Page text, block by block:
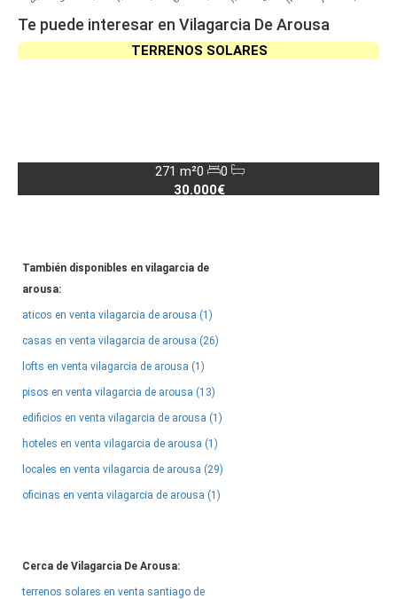
Te puede interesar en Vilagarcia De Arousa
TERRENOS SOLARES
271 m²0
0
30.000€
También disponibles en vilagarcia de
arousa:
aticos en venta vilagarcia de arousa (1)
casas en venta vilagarcia de arousa (26)
lofts en venta vilagarcia de arousa (1)
pisos en venta vilagarcia de arousa (13)
edificios en venta vilagarcia de arousa (1)
hoteles en venta vilagarcia de arousa (1)
locales en venta vilagarcia de arousa (29)
oficinas en venta vilagarcia de arousa (1)
Cerca de Vilagarcia De Arousa:
terrenos solares en venta santiago de